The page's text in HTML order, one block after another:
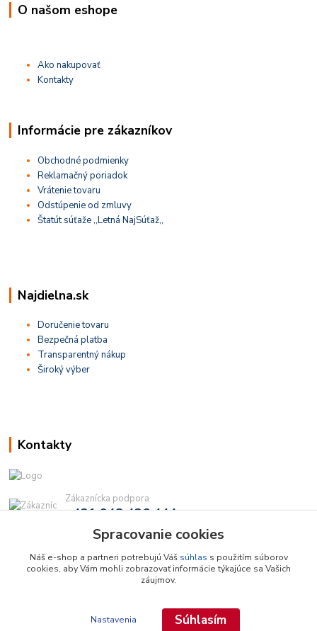
O našom eshope
Ako nakupovať
Kontakty
Informácie pre zákazníkov
Obchodné podmienky
Reklamačný poriadok
Vrátenie tovaru
Odstúpenie od zmluvy
Štatút súťaže ,,Letná NajSúťaž,,
Najdielna.sk
Doručenie tovaru
Bezpečná platba
Transparentný nákup
Široký výber
Kontakty
Zákaznícka podpora
+421 948 436 444
(Po-Pia, 9-16 hod.)
info@najdielna.sk
Spracovanie cookies
Náš e-shop a partneri potrebujú Váš súhlas s použitím súborov
cookies, aby Vám mohli zobrazovať informácie týkajúce sa Vašich
záujmov.
Nastavenia Súhlasím